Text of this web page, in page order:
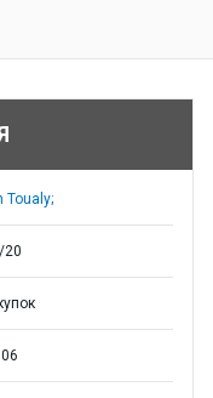
Toualy;
20